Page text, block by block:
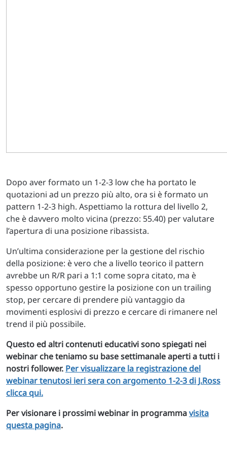
Dopo aver formato un 1-2-3 low che ha portato le
quotazioni ad un prezzo più alto, ora si è formato un
pattern 1-2-3 high. Aspettiamo la rottura del livello 2,
che è davvero molto vicina (prezzo: 55.40) per valutare
l’apertura di una posizione ribassista.
Un’ultima considerazione per la gestione del rischio
della posizione: è vero che a livello teorico il pattern
avrebbe un R/R pari a 1:1 come sopra citato, ma è
spesso opportuno gestire la posizione con un trailing
stop, per cercare di prendere più vantaggio da
movimenti esplosivi di prezzo e cercare di rimanere nel
trend il più possibile.
Questo ed altri contenuti educativi sono spiegati nei
webinar che teniamo su base settimanale aperti a tutti i
nostri follower. Per visualizzare la registrazione del
webinar tenutosi ieri sera con argomento 1-2-3 di J.Ross
clicca qui.
Per visionare i prossimi webinar in programmavisita
questa pagina.